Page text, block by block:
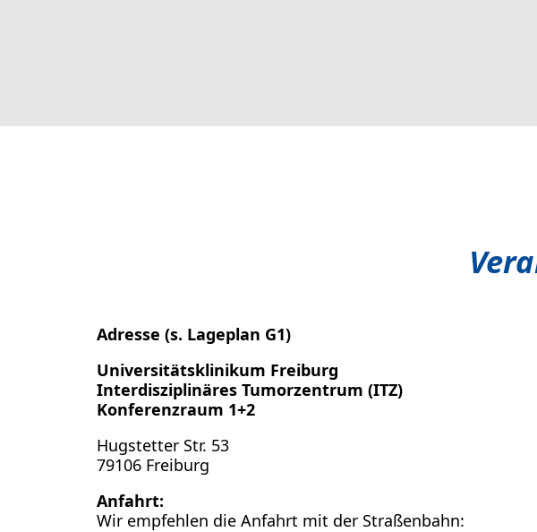
Adresse (s. Lageplan G1)
Universitätsklinikum Freiburg
Interdisziplinäres Tumorzentrum (ITZ)
Konferenzraum 1+2
Hugstetter Str. 53
79106 Freiburg
Anfahrt:
Wir empfehlen die Anfahrt mit der Straßenbahn: